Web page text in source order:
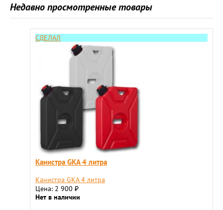
Недавно просмотренные товары
СДЕЛАЛ
Канистра GKA 4 литра
Канистра GKA 4 литра
Цена: 2 900 ₽
Нет в наличии